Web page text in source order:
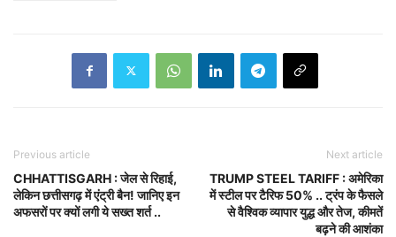
Previous article
CHHATTISGARH : जेल से रिहाई,
लेकिन छत्तीसगढ़ में एंट्री बैन! जानिए इन
अफसरों पर क्यों लगी ये सख्त शर्त ..
Next article
TRUMP STEEL TARIFF : अमेरिका
में स्टील पर टैरिफ 50% .. ट्रंप के फैसले
से वैश्विक व्यापार युद्ध और तेज, कीमतें
बढ़ने की आशंका